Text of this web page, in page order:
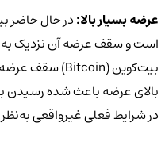
عرضه بسیار بالا:
در شرایط فعلی غیرواقعی